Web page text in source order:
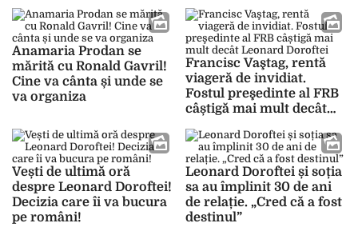
competiția din Bacău
Anamaria Prodan se
mărită cu Ronald Gavril!
Cine va cânta și unde se
va organiza
Francisc Vaştag, rentă
viageră de invidiat.
Fostul preşedinte al FRB
câștigă mai mult decât
Vești de ultimă oră
despre Leonard Doroftei!
Decizia care îi va bucura
pe români!
Leonard Doroftei și soția
sa au împlinit 30 de ani
de relație. „Cred că a fost
destinul”